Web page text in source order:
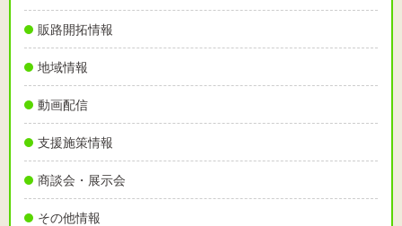
販路開拓情報
地域情報
動画配信
支援施策情報
商談会・展示会
その他情報